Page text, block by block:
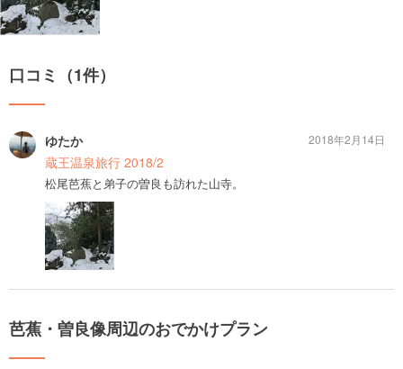
口コミ（1件）
ゆたか
蔵王温泉旅行 2018/2
松尾芭蕉と弟子の曽良も訪れた山寺。
2018年2月14日
芭蕉・曽良像周辺のおでかけプラン